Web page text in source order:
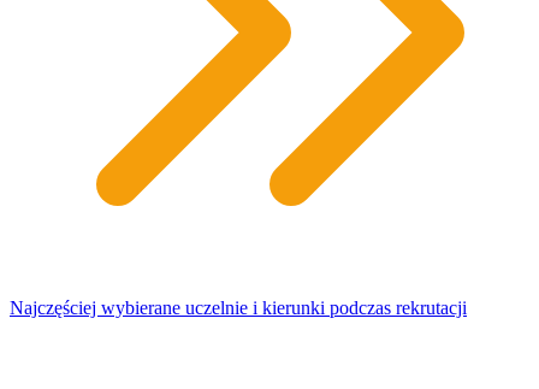
Najczęściej wybierane uczelnie i kierunki podczas rekrutacji